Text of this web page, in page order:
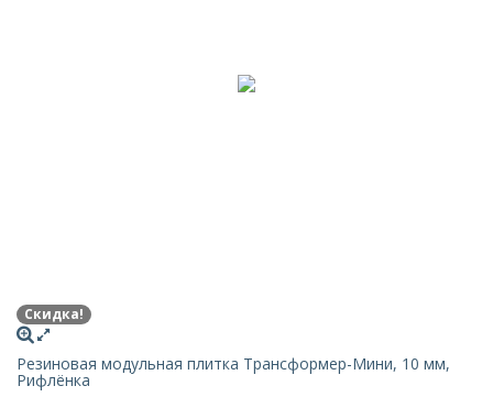
Скидка!
Резиновая модульная плитка Трансформер-Мини, 10 мм,
Рифлёнка